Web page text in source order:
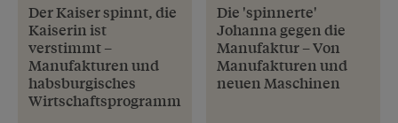
Der Kaiser spinnt, die
Kaiserin ist
verstimmt –
Manufakturen und
habsburgisches
Wirtschaftsprogramm
Die 'spinnerte'
Johanna gegen die
Manufaktur – Von
Manufakturen und
neuen Maschinen